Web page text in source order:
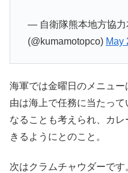
— 自衛隊熊本地方協力
(@kumamotopco) May
海軍では金曜日のメニュ
由は海上で任務に当たって
なることも考えられ、カ
きるようにとのこと。
次はクラムチャウダーです